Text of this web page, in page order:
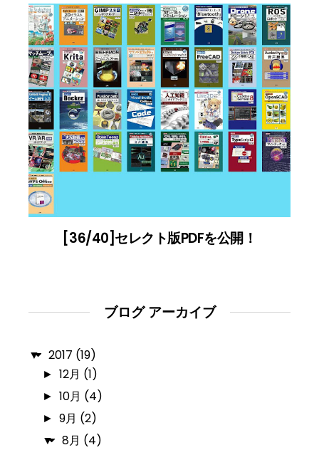
[36/40]セレクト版PDFを公開！
ブログ アーカイブ
▼ 2017 (19)
►12月 (1)
►10月 (4)
►9月 (2)
▼ 8月 (4)